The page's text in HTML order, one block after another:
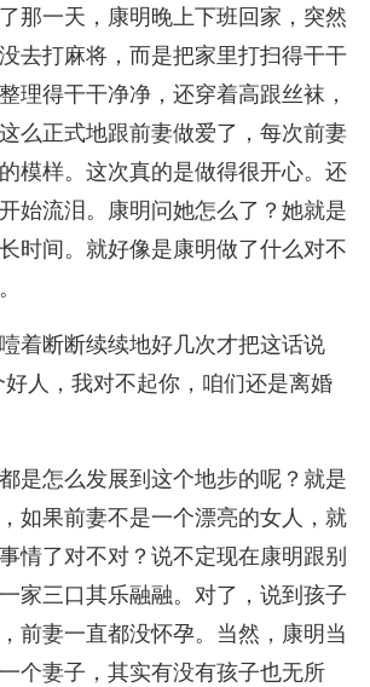
那一天，康明晚上下班回家，突然
去打麻将，而是把家里打扫得干干
理得干干净净，还穿着高跟丝袜，
么正式地跟前妻做爱了，每次前妻
模样。这次真的是做得很开心。还
始流泪。康明问她怎么了？她就是
时间。就好像是康明做了什么对不
着断断续续地好几次才把这话说
好人，我对不起你，咱们还是离婚
是怎么发展到这个地步的呢？就是
如果前妻不是一个漂亮的女人，就
情了对不对？说不定现在康明跟别
家三口其乐融融。对了，说到孩子
前妻一直都没怀孕。当然，康明当
个妻子，其实有没有孩子也无所